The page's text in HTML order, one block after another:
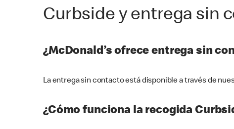
Curbside y entrega sin
¿McDonald’s ofrece entrega sin
La entrega sin contacto está disponible a través de
¿Cómo funciona la recogida